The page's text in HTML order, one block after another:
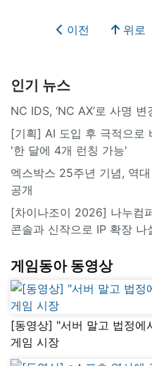
이전 위로
인기 뉴스
NC IDS, ‘NC AX’로 사명 변
[기획] AI 도입 후 극적으로
'한 달에 4개 런칭 가능'
엑스박스 25주년 기념, 역
공개
[차이나조이 2026] 나누컴
콘솔과 신작으로 IP 확장 나
게임동아 동영상
[동영상] "서버 말고 법정에
게임 시장